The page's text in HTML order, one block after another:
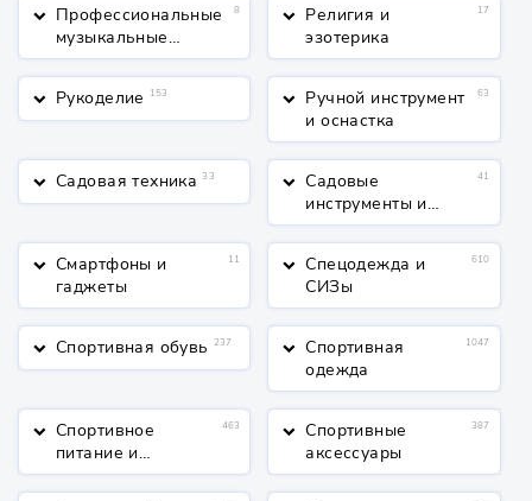
keyboard_arrow_down Профессиональные
музыкальные
инструменты
8 keyboard_arrow_down Религия и
эзотерика
17
keyboard_arrow_down Рукоделие 153 keyboard_arrow_down Ручной инструмент
и оснастка
63
keyboard_arrow_down Садовая техника 33 keyboard_arrow_down Садовые
инструменты и
полив
41
keyboard_arrow_down Смартфоны и
гаджеты
11 keyboard_arrow_down Спецодежда и
СИЗы
610
keyboard_arrow_down Спортивная обувь 237 keyboard_arrow_down Спортивная
одежда
1047
keyboard_arrow_down Спортивное
питание и
косметика
463 keyboard_arrow_down Спортивные
аксессуары
387